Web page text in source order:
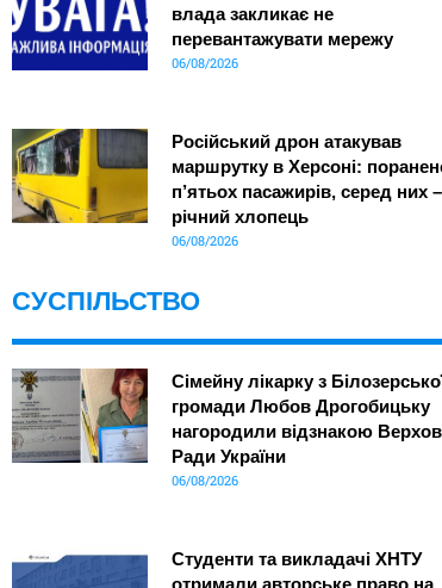
влада закликає не
перевантажувати мережу
06/08/2026
Російський дрон атакував
маршрутку в Херсоні:
п’ятьох пасажирів, серед них
річний хлопець
06/08/2026
СУСПІЛЬСТВО
Сімейну лікарку з
громади Любов Дрогобицьку
нагородили відзнакою
Ради України
06/08/2026
Студенти та викладачі ХНТУ
отримали авторське право на